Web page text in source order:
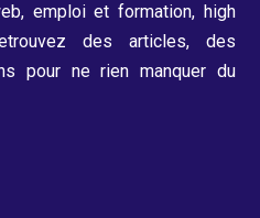
emploi et formation, high
des articles, des
pour ne rien manquer du